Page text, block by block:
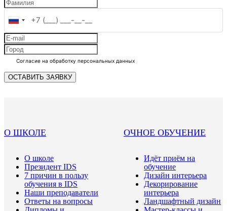
Россия
+7
Согласие на обработку персональных данных
ОСТАВИТЬ ЗАЯВКУ
О ШКОЛЕ
О школе
Президент IDS
7 причин в пользу
обучения в IDS
Наши преподаватели
Ответы на вопросы
ОЧНОЕ ОБУЧЕНИЕ
Идёт приём на
обучение
Дизайн интерьера
Декорирование
интерьера
Ландшафтный дизайн